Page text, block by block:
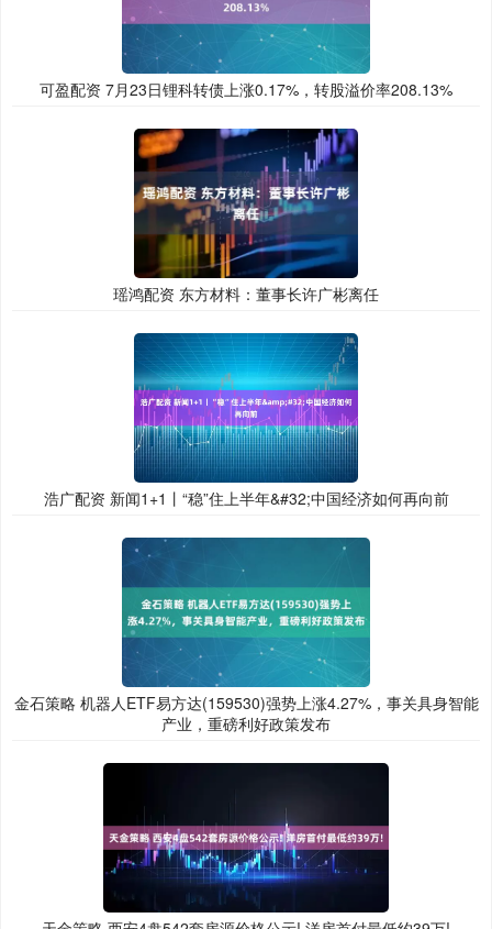
可盈配资 7月23日锂科转债上涨0.17%，转股溢价率208.13%
瑶鸿配资 东方材料：董事长许广彬离任
浩广配资 新闻1+1丨“稳”住上半年&#32;中国经济如何再向前
金石策略 机器人ETF易方达(159530)强势上涨4.27%，事关具身智能
产业，重磅利好政策发布